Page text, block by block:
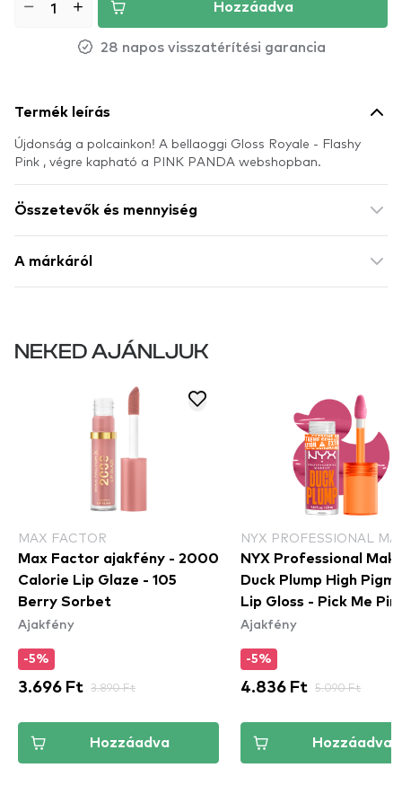
Hozzáadva
28 napos visszatérítési garancia
Termék leírás
Újdonság a polcainkon! A bellaoggi Gloss Royale - Flashy
Pink , végre kapható a PINK PANDA webshopban.
Összetevők és mennyiség
A márkáról
NEKED AJÁNLJUK
MAX FACTOR
Max Factor ajakfény - 2000
Calorie Lip Glaze - 105
Berry Sorbet
Ajakfény
-5%
3.696 Ft 3.890 Ft
Hozzáadva
NYX PROFESSIONAL
NYX Professional
Duck Plump High
Lip Gloss - Pick Me
(DPLL11)
Ajakfény
-5%
4.836 Ft 5.090 Ft
Hozzáadva